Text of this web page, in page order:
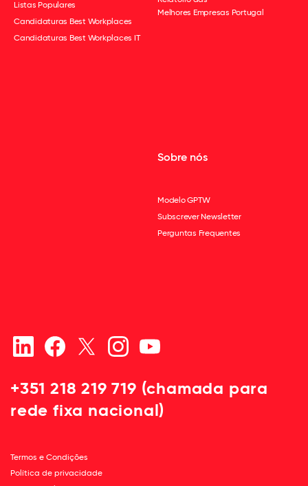
Listas Populares
Candidaturas Best Workplaces
Candidaturas Best Workplaces IT
Melhores Empresas Portugal
Sobre nós
Modelo GPTW
Subscrever Newsletter
Perguntas Frequentes
+351 218 219 719 (chamada para
rede fixa nacional)
Termos e Condições
Política de privacidade